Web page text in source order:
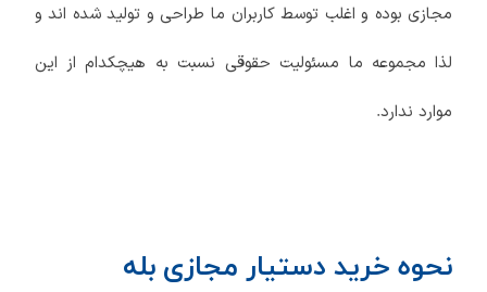
مجازی بوده و اغلب توسط کاربران ما طراحی و تولید شده اند و
لذا مجموعه ما مسئولیت حقوقی نسبت به هیچکدام از این
موارد ندارد.
نحوه خرید دستیار مجازی بله